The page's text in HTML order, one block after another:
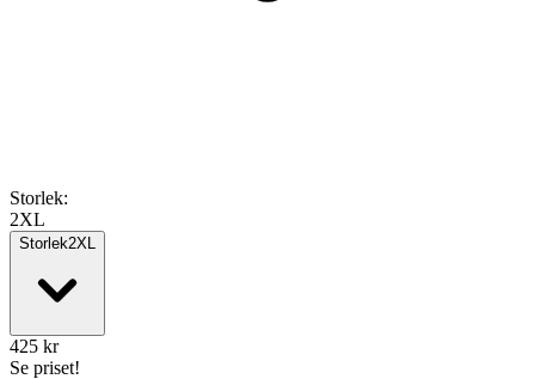
Storlek:
2XL
Storlek2XL
425 kr
Se priset!